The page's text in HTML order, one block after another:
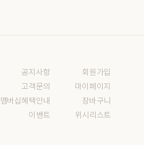
공지사항
고객문의
멤버십혜택안내
이벤트
회원가입
마이페이지
장바구니
위시리스트